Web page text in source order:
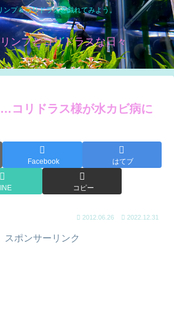
ンプ＆コリドラスと戯れてみよう。
ンプとコリドラスな日々
コリドラス様が水カビ病に
Facebook はてブ
コピー
2012.06.26 2022.12.31
スポンサーリンク